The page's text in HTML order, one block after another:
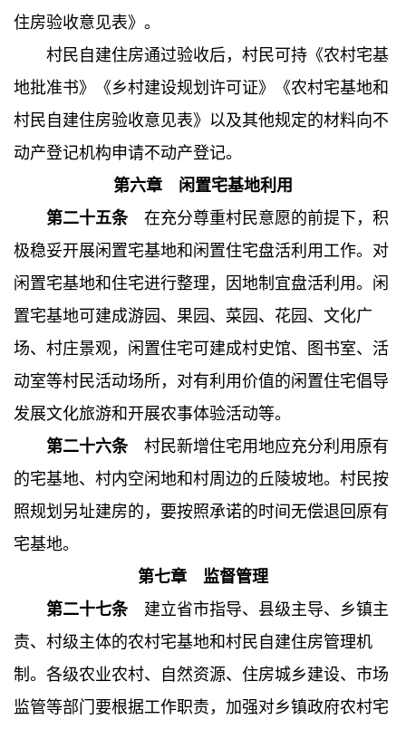
住房验收意见表》。
村民自建住房通过验收后，村民可持《农村宅基
地批准书》《乡村建设规划许可证》《农村宅基地和
村民自建住房验收意见表》以及其他规定的材料向不
动产登记机构申请不动产登记。
第六章 闲置宅基地利用
第二十五条在充分尊重村民意愿的前提下，积
极稳妥开展闲置宅基地和闲置住宅盘活利用工作。对
闲置宅基地和住宅进行整理，因地制宜盘活利用。闲
置宅基地可建成游园、果园、菜园、花园、文化广
场、村庄景观，闲置住宅可建成村史馆、图书室、活
动室等村民活动场所，对有利用价值的闲置住宅倡导
发展文化旅游和开展农事体验活动等。
第二十六条村民新增住宅用地应充分利用原有
的宅基地、村内空闲地和村周边的丘陵坡地。村民按
照规划另址建房的，要按照承诺的时间无偿退回原有
宅基地。
第七章 监督管理
第二十七条建立省市指导、县级主导、乡镇主
责、村级主体的农村宅基地和村民自建住房管理机
制。各级农业农村、自然资源、住房城乡建设、市场
监管等部门要根据工作职责，加强对乡镇政府农村宅